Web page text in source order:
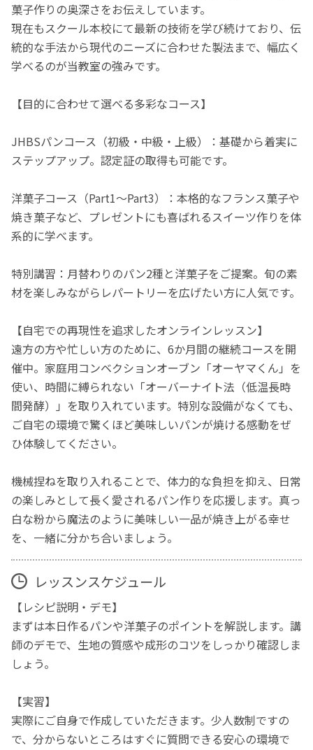
菓子作りの奥深さをお伝えしています。
現在もスクール本校にて最新の技術を学び続けており、伝
統的な手法から現代のニーズに合わせた製法まで、幅広く
学べるのが当教室の強みです。
【目的に合わせて選べる多彩なコース】
JHBSパンコース（初級・中級・上級）：基礎から着実に
ステップアップ。認定証の取得も可能です。
洋菓子コース（Part1〜Part3）：本格的なフランス菓子や
焼き菓子など、プレゼントにも喜ばれるスイーツ作りを体
系的に学べます。
特別講習：月替わりのパン2種と洋菓子をご提案。旬の素
材を楽しみながらレパートリーを広げたい方に人気です。
【自宅での再現性を追求したオンラインレッスン】
遠方の方や忙しい方のために、6か月間の継続コースを開
催中。家庭用コンベクションオーブン「オーヤマくん」を
使い、時間に縛られない「オーバーナイト法（低温長時
間発酵）」を取り入れています。特別な設備がなくても、
ご自宅の環境で驚くほど美味しいパンが焼ける感動をぜ
ひ体験してください。
機械捏ねを取り入れることで、体力的な負担を抑え、日常
の楽しみとして長く愛されるパン作りを応援します。真っ
白な粉から魔法のように美味しい一品が焼き上がる幸せ
を、一緒に分かち合いましょう。
レッスンスケジュール
【レシピ説明・デモ】
まずは本日作るパンや洋菓子のポイントを解説します。講
師のデモで、生地の質感や成形のコツをしっかり確認しま
しょう。
【実習】
実際にご自身で作成していただきます。少人数制ですの
で、分からないところはすぐに質問できる安心の環境で